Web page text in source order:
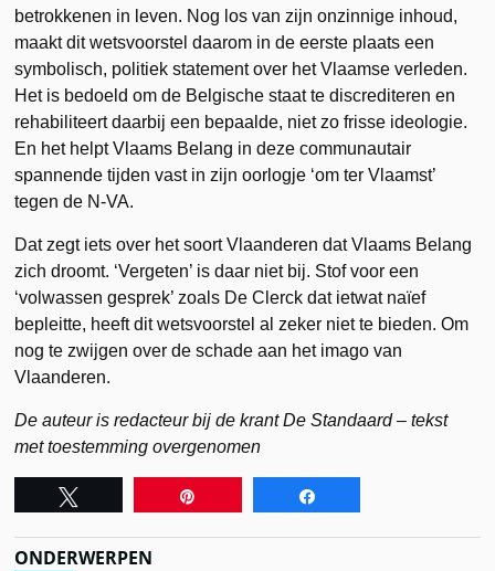
betrokkenen in leven. Nog los van zijn onzinnige inhoud,
maakt dit wetsvoorstel daarom in de eerste plaats een
symbolisch, politiek statement over het Vlaamse verleden.
Het is bedoeld om de Belgische staat te discrediteren en
rehabiliteert daarbij een bepaalde, niet zo frisse ideologie.
En het helpt Vlaams Belang in deze communautair
spannende tijden vast in zijn oorlogje ‘om ter Vlaamst’
tegen de N-VA.
Dat zegt iets over het soort Vlaanderen dat Vlaams Belang
zich droomt. ‘Vergeten’ is daar niet bij. Stof voor een
‘volwassen gesprek’ zoals De Clerck dat ietwat naïef
bepleitte, heeft dit wetsvoorstel al zeker niet te bieden. Om
nog te zwijgen over de schade aan het imago van
Vlaanderen.
De auteur is redacteur bij de krant De Standaard – tekst
met toestemming overgenomen
ONDERWERPEN